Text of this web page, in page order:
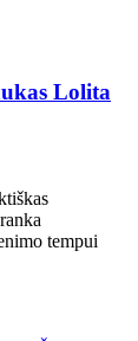
Lolita
tempui